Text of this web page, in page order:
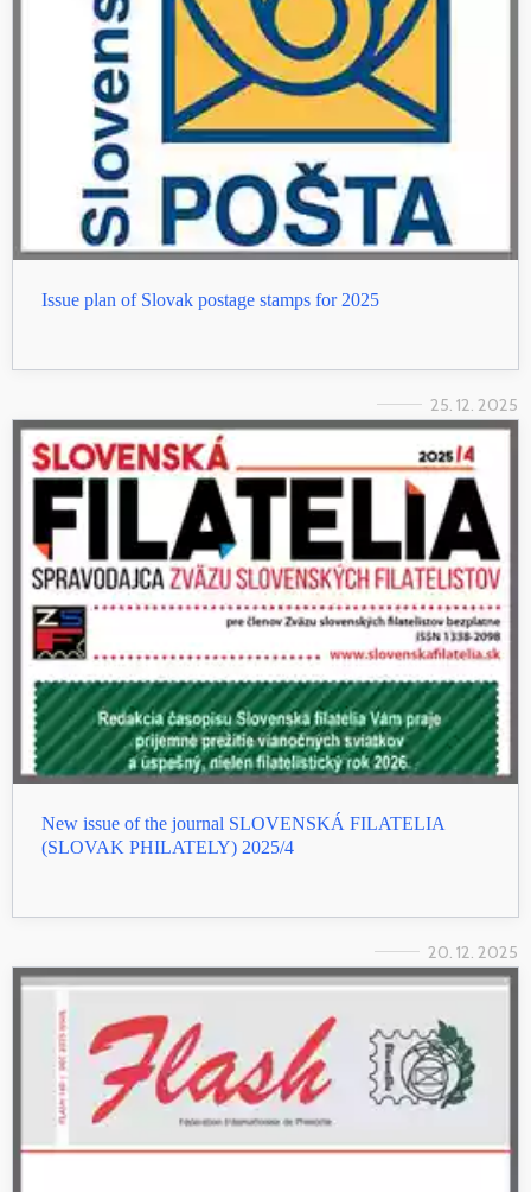
Issue plan of Slovak postage stamps for 2025
25. 12. 2025
New issue of the journal SLOVENSKÁ FILATELIA
(SLOVAK PHILATELY) 2025/4
20. 12. 2025